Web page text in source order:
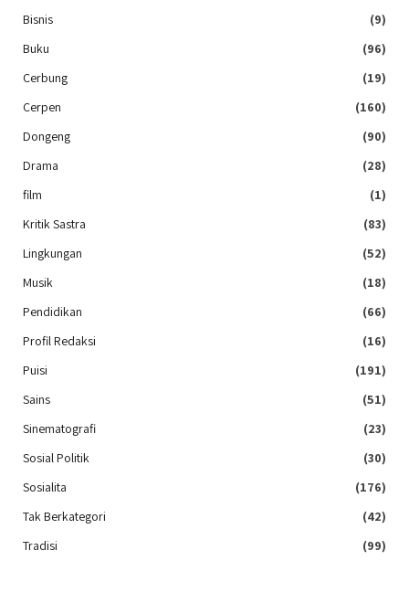
Bisnis
(9)
Buku
(96)
Cerbung
(19)
Cerpen
(160)
Dongeng
(90)
Drama
(28)
film
(1)
Kritik Sastra
(83)
Lingkungan
(52)
Musik
(18)
Pendidikan
(66)
Profil Redaksi
(16)
Puisi
(191)
Sains
(51)
Sinematografi
(23)
Sosial Politik
(30)
Sosialita
(176)
Tak Berkategori
(42)
Tradisi
(99)